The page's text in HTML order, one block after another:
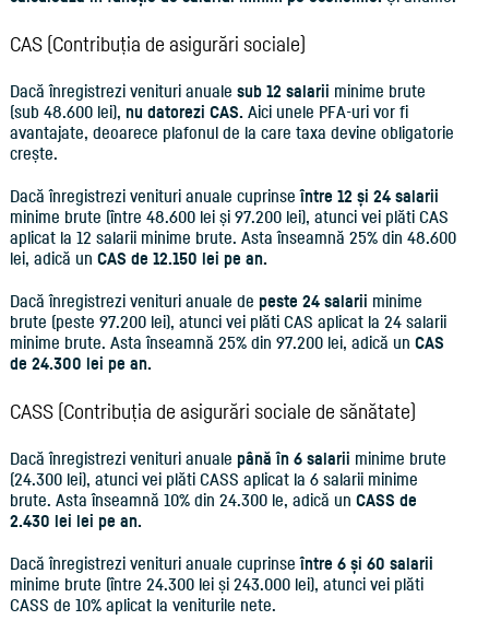
CAS (Contribuția de asigurări sociale)
Dacă înregistrezi venituri anuale sub 12 salarii minime brute
(sub 48.600 lei), nu datorezi CAS. Aici unele PFA-uri vor fi
avantajate, deoarece plafonul de la care taxa devine obligatorie
crește.
Dacă înregistrezi venituri anuale cuprinseîntre 12 și 24 salarii
minime brute (între 48.600 lei și 97.200 lei), atunci vei plăti CAS
aplicat la 12 salarii minime brute. Asta înseamnă 25% din 48.600
lei, adică un CAS de 12.150 lei pe an.
Dacă înregistrezi venituri anuale de peste 24 salarii minime
brute (peste 97.200 lei), atunci vei plăti CAS aplicat la 24 salarii
minime brute. Asta înseamnă 25% din 97.200 lei, adică un CAS
de 24.300 lei pe an.
CASS (Contribuția de asigurări sociale de sănătate)
Dacă înregistrezi venituri anuale până în 6 salarii minime brute
(24.300 lei), atunci vei plăti CASS aplicat la 6 salarii minime
brute. Asta înseamnă 10% din 24.300 le, adică un CASS de
2.430 lei lei pe an.
Dacă înregistrezi venituri anuale cuprinseîntre 6 și 60 salarii
minime brute (între 24.300 lei și 243.000 lei), atunci vei plăti
CASS de 10% aplicat la veniturile nete.